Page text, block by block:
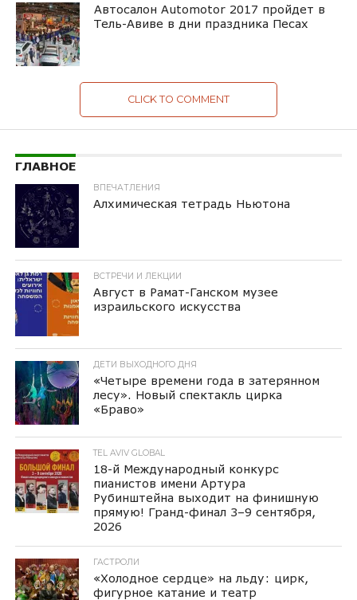
Автосалон Automotor 2017 пройдет в
Тель-Авиве в дни праздника Песах
CLICK TO COMMENT
ГЛАВНОЕ
ВПЕЧАТЛЕНИЯ
Алхимическая тетрадь Ньютона
ВСТРЕЧИ И ЛЕКЦИИ
Август в Рамат-Ганском музее
израильского искусства
ДЕТИ ВЫХОДНОГО ДНЯ
«Четыре времени года в затерянном
лесу». Новый спектакль цирка
«Браво»
TEL AVIV GLOBAL
18-й Международный конкурс
пианистов имени Артура
Рубинштейна выходит на финишную
прямую! Гранд-финал 3–9 сентября,
2026
ГАСТРОЛИ
«Холодное сердце» на льду: цирк,
фигурное катание и театр